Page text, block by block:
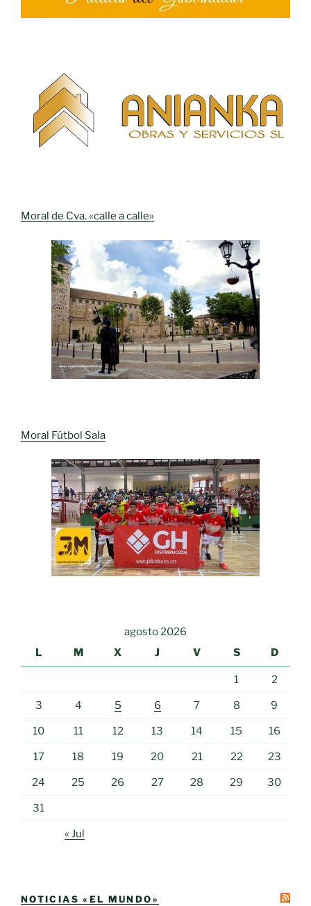
Moral de Cva. «calle a calle»
Moral Fútbol Sala
agosto 2026
L
M X J V S D
1 2
3 4 5 6 7 8 9
10 11 12 13 14 15 16
17 18 19 20 21 22 23
24 25 26 27 28 29 30
31
« Jul
NOTICIAS «EL MUNDO»